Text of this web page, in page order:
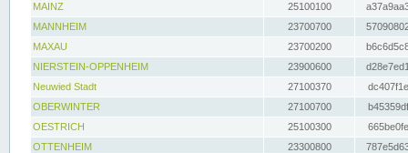
MAINZ
25100100
MANNHEIM
23700700
MAXAU
23700200
NIERSTEIN-OPPENHEIM
23900600
Neuwied Stadt
27100370
OBERWINTER
27100700
OESTRICH
25100300
OTTENHEIM
23300800